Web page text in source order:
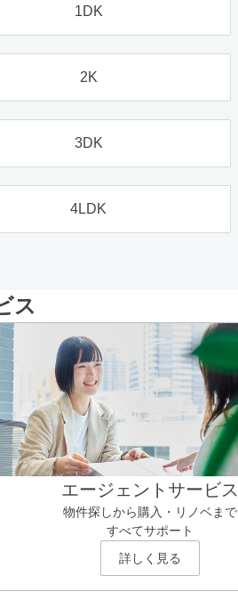
1DK
2K
3DK
4LDK
ス
エージェントサービス
物件探しから購入・リノベまで
すべてサポート
詳しく見る